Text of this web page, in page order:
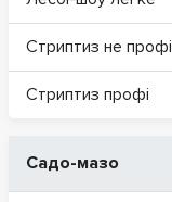
Стриптиз не профі
Стриптиз профі
Садо-мазо